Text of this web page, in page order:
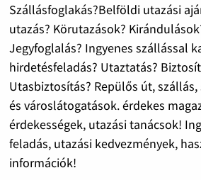
Szállásfoglakás?Belföldi utazási
utazás? Körutazások?
Jegyfoglalás? Ingyenes szállással
hirdetésfeladás? Utaztatás?
Utasbiztosítás? Repülős út,
és városlátogatások. érdekes
érdekességek, utazási tanácsok!
feladás, utazási kedvezmények,
információk!